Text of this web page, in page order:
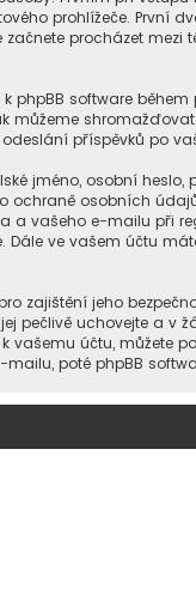
prohlížeče. První
procházet
phpBB software
můžeme
příspěvků po
jméno, osobní
ochraně osobních
a vašeho e-mailu při
Dále ve vašem účtu
zajištění jeho
pečlivě uchovejte a
vašemu účtu, můžete
poté phpBB